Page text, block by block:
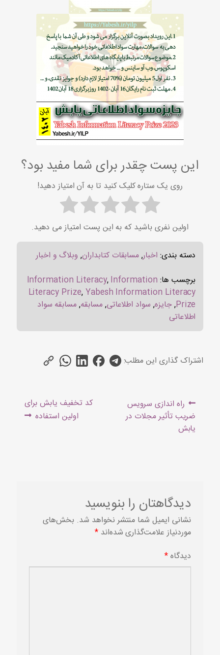
این پست چقدر برای شما مفید بود؟
روی یک ستاره کلیک کنید تا به آن امتیاز دهید!
اولین نفری باشید که به این پست امتیاز می دهید.
دسته بندی: اخبار,مسابقات کتابداران, وبلاگ و اخبار
برچسب ها:
Information Literacy,Information
Literacy Prize,Yabesh Information Literacy
Prize
,جایزه, سواد اطلاعاتی,مسابقه,مسابقه سواد
اطلاعاتی
اشتراک گذاری این مطلب:
راهبری
نوشته
Previous
post:
راه اندازی سرویس
ضریب تأثیر مجلات در
یابش
Next
post:
کد تخفیف یابش برای
اولین استفاده
دیدگاهتان را بنویسید
نشانی ایمیل شما منتشر نخواهد شد. بخش‌های
موردنیاز علامت‌گذاری شده‌اند*
دیدگاه*